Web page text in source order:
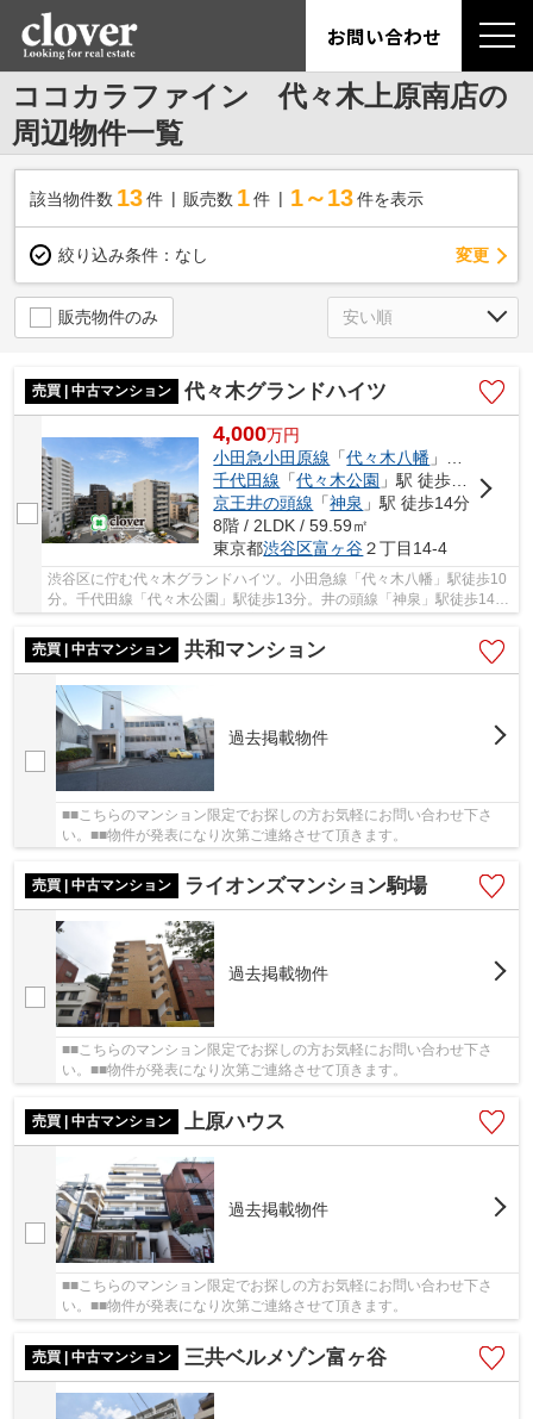
お問い合わせ
ココカラファイン 代々木上原南店の
周辺物件一覧
該当物件数 13件 販売数 1 件 1～13 件を表示
絞り込み条件： なし 変更
販売物件のみ
売買 | 中古マンション 代々木グランドハイツ
4,000万円
小田急小田原線 「代々木八幡 」駅 徒歩10分
千代田線 「代々木公園 」駅 徒歩13分
京王井の頭線 「神泉 」駅 徒歩14分
8階 / 2LDK / 59.59㎡
東京都渋谷区富ヶ谷２丁目14-4
渋谷区に佇む代々木グランドハイツ。小田急線「代々木八幡」駅徒歩10
分。千代田線「代々木公園」駅徒歩13分。井の頭線「神泉」駅徒歩14分
と複数路線利用可能で利便性に富んだ立地にな...
売買 | 中古マンション
共和マンション
過去掲載物件
■■こちらのマンション限定でお探しの方お気軽にお問い合わせ下さ
い。■■物件が発表になり次第ご連絡させて頂きます。
売買 | 中古マンション ライオンズマンション駒場
過去掲載物件
■■こちらのマンション限定でお探しの方お気軽にお問い合わせ下さ
い。■■物件が発表になり次第ご連絡させて頂きます。
売買 | 中古マンション 上原ハウス
過去掲載物件
■■こちらのマンション限定でお探しの方お気軽にお問い合わせ下さ
い。■■物件が発表になり次第ご連絡させて頂きます。
売買 | 中古マンション 三共ベルメゾン富ヶ谷